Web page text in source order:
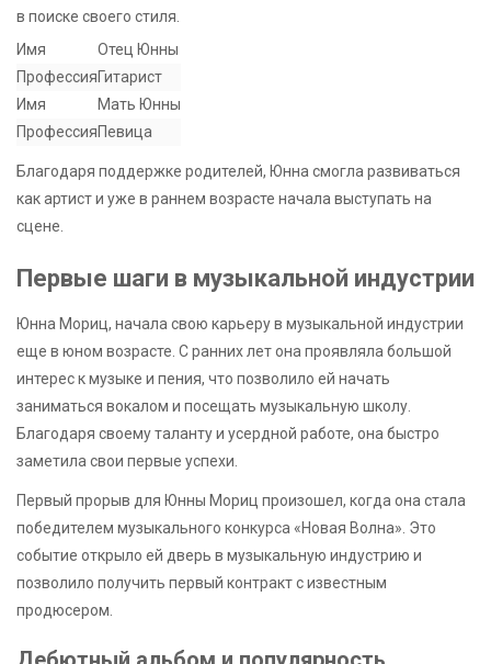
в поиске своего стиля.
Имя
Отец Юнны
ПрофессияГитарист
Имя
Мать Юнны
ПрофессияПевица
Благодаря поддержке родителей, Юнна смогла развиваться
как артист и уже в раннем возрасте начала выступать на
сцене.
Первые шаги в музыкальной индустрии
Юнна Мориц, начала свою карьеру в музыкальной индустрии
еще в юном возрасте. С ранних лет она проявляла большой
интерес к музыке и пения, что позволило ей начать
заниматься вокалом и посещать музыкальную школу.
Благодаря своему таланту и усердной работе, она быстро
заметила свои первые успехи.
Первый прорыв для Юнны Мориц произошел, когда она стала
победителем музыкального конкурса «Новая Волна». Это
событие открыло ей дверь в музыкальную индустрию и
позволило получить первый контракт с известным
продюсером.